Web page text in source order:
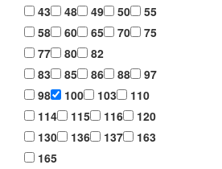
43
48 49 50
55
58
60 65 70
75
77
80
82
83
85 86 88
97
98
100 103
110
114
115 116
120
130
136 137
163
165